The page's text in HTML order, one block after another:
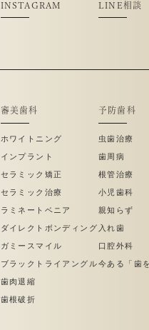
INSTAGRAM LINE相談
審美歯科
ホワイトニング
インプラント
セラミック矯正
セラミック治療
ラミネートベニア
ダイレクトボンディング
ガミースマイル
ブラックトライアングル
歯肉退縮
歯根破折
予防歯科
虫歯治療
歯周病
根管治療
小児歯科
親知らず
入れ歯
口腔外科
今ある「歯